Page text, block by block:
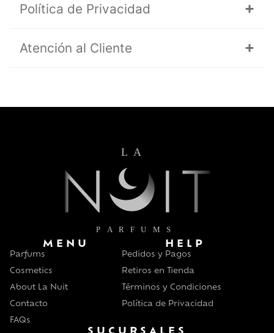
Política de Privacidad
Atención al Cliente
MENU
Parfums
Cosmetics
About La Nuit
Contacto
FAQs
HELP
Pedidos y Pagos
Retiros en Tienda
Términos y Condiciones
Política de Privacidad
SUCURSALES